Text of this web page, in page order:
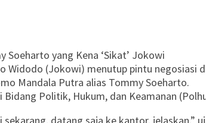
Soeharto yang Kena ‘Sikat’ Jokowi
Widodo (Jokowi) menutup pintu negosiasi
Mandala Putra alias Tommy Soeharto.
Bidang Politik, Hukum, dan Keamanan